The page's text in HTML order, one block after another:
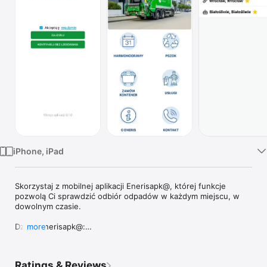
iPhone, iPad
Skorzystaj z mobilnej aplikacji Enerisapk@, której funkcje
pozwolą Ci sprawdzić odbiór odpadów w każdym miejscu, w
dowolnym czasie.
Dzięki Enerisapk@:
more